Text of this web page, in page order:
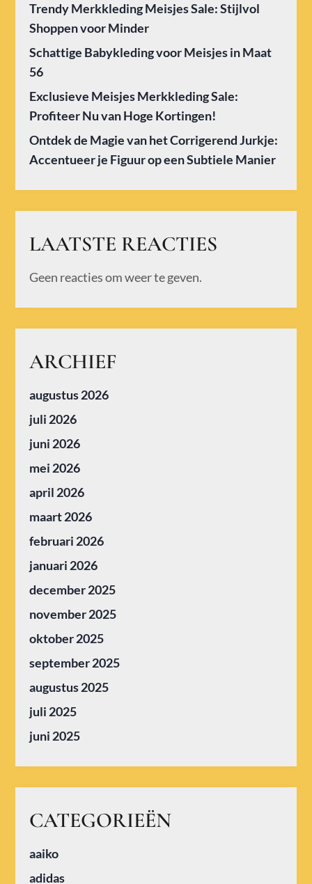
Trendy Merkkleding Meisjes Sale: Stijlvol
Shoppen voor Minder
Schattige Babykleding voor Meisjes in Maat
56
Exclusieve Meisjes Merkkleding Sale:
Profiteer Nu van Hoge Kortingen!
Ontdek de Magie van het Corrigerend Jurkje:
Accentueer je Figuur op een Subtiele Manier
LAATSTE REACTIES
Geen reacties om weer te geven.
ARCHIEF
augustus 2026
juli 2026
juni 2026
mei 2026
april 2026
maart 2026
februari 2026
januari 2026
december 2025
november 2025
oktober 2025
september 2025
augustus 2025
juli 2025
juni 2025
CATEGORIEËN
aaiko
adidas